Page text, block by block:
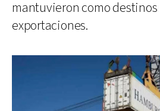
mantuvieron como
exportaciones.